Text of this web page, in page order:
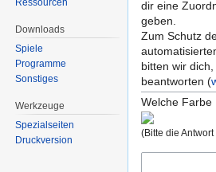
dir eine
geben.
Zum Schutz
bitten wir
beantworten (
Welche Farbe
(Bitte die
Ressourcen
Downloads
Spiele
Programme
Sonstiges
Werkzeuge
Spezialseiten
Druckversion